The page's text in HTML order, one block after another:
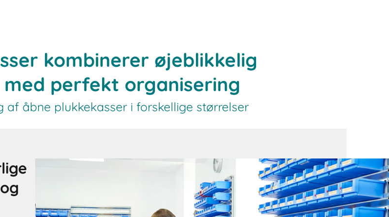
kombinerer øjeblikkelig
perfekt organisering
åbne plukkekasser i forskellige størrelser